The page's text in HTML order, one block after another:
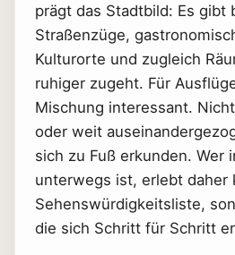
prägt das Stadtbild: Es gibt
Straßenzüge,
Kulturorte und zugleich
ruhiger zugeht. Für
Mischung interessant.
oder weit
sich zu Fuß erkunden. Wer
unterwegs ist, erlebt daher
Sehenswürdigkeitsliste,
die sich Schritt für Schritt